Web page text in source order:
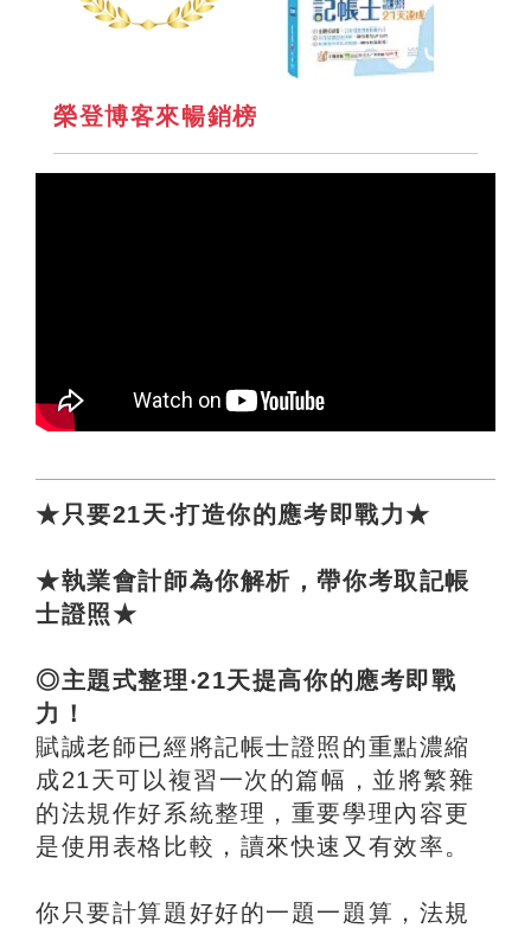
榮登博客來暢銷榜
★只要21天‧打造你的應考即戰力★
★執業會計師為你解析，帶你考取記帳
士證照★
◎主題式整理‧21天提高你的應考即戰
力！
賦誠老師已經將記帳士證照的重點濃縮
成21天可以複習一次的篇幅，並將繁雜
的法規作好系統整理，重要學理內容更
是使用表格比較，讀來快速又有效率。
你只要計算題好好的一題一題算，法規